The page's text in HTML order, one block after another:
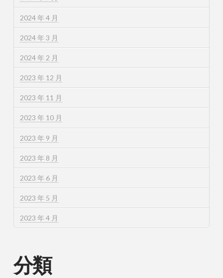
2024 年 4 月
2024 年 3 月
2024 年 2 月
2023 年 12 月
2023 年 11 月
2023 年 10 月
2023 年 9 月
2023 年 8 月
2023 年 6 月
2023 年 5 月
2023 年 4 月
分類